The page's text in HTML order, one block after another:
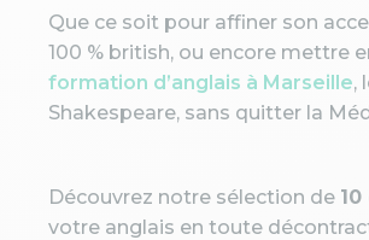
Que ce soit pour affiner son
100 % british, ou encore mettre
formation d’anglais à Marseille,
Shakespeare, sans quitter la
Découvrez notre sélection de
votre anglais en toute